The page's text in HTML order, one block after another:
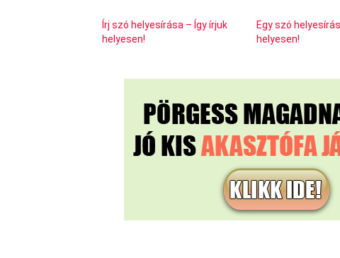
Írj szó helyesírása – Így írjuk
helyesen!
Egy szó
helyesen!